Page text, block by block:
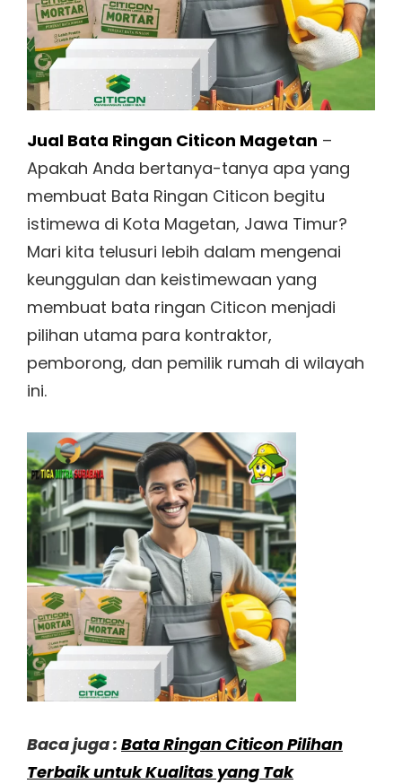
Jual Bata Ringan Citicon Magetan –
Apakah Anda bertanya-tanya apa yang
membuat Bata Ringan Citicon begitu
istimewa di Kota Magetan, Jawa Timur?
Mari kita telusuri lebih dalam mengenai
keunggulan dan keistimewaan yang
membuat bata ringan Citicon menjadi
pilihan utama para kontraktor,
pemborong, dan pemilik rumah di wilayah
ini.
Baca juga : Bata Ringan Citicon Pilihan
Terbaik untuk Kualitas yang Tak